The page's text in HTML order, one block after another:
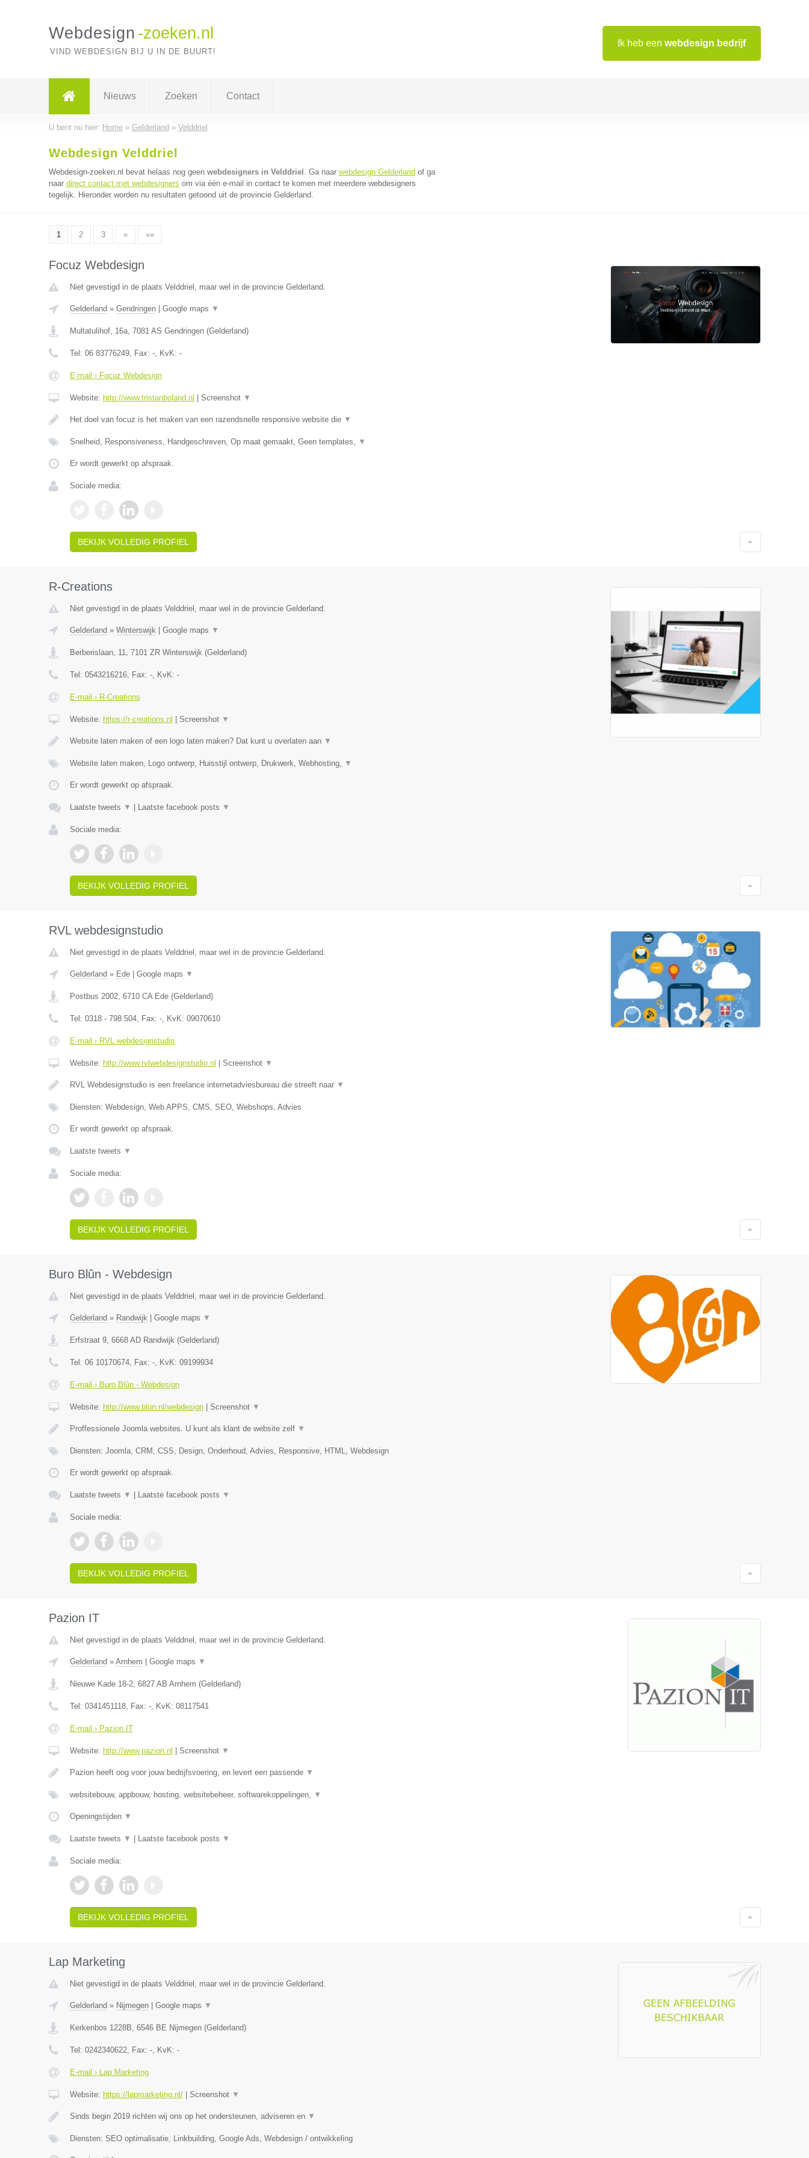
Ik heb een webdesign bedrijf
Webdesign -zoeken.nl
VIND WEBDESIGN BIJ U IN DE BUURT!
Nieuws Zoeken Contact
U bent nu hier: Home» Gelderland » Velddriel
Webdesign Velddriel
Webdesign-zoeken.nl bevat helaas nog geen webdesigners in Velddriel . Ga naar webdesign Gelderland of ga
naar direct contact met webdesigners om via één e-mail in contact te komen met meerdere webdesigners
tegelijk. Hieronder worden nu resultaten getoond uit de provincie Gelderland.
1 2 3 » »»
Focuz Webdesign
Niet gevestigd in de plaats Velddriel, maar wel in de provincie Gelderland.
Gelderland » Gendringen| Google maps ▼
Multatulihof, 16a, 7081 AS Gendringen(Gelderland)
Tel: 06 83776249, Fax: -, KvK: -
E-mail › Focuz Webdesign
Website: http://www.tristanboland.nl Screenshot ▼
Het doel van focuz is het maken van een razendsnelle responsive website die ▼
Snelheid, Responsiveness, Handgeschreven, Op maat gemaakt, Geen templates, ▼
Er wordt gewerkt op afspraak.
Sociale media:
BEKIJK VOLLEDIG PROFIEL
R-Creations
Niet gevestigd in de plaats Velddriel, maar wel in de provincie Gelderland.
Gelderland » Winterswijk| Google maps ▼
Berberislaan, 11, 7101 ZR Winterswijk(Gelderland)
Tel: 0543216216, Fax: -, KvK: -
E-mail › R-Creations
Website: https://r-creations.nl Screenshot ▼
Website laten maken of een logo laten maken? Dat kunt u overlaten aan ▼
Website laten maken, Logo ontwerp, Huisstijl ontwerp, Drukwerk, Webhosting, ▼
Er wordt gewerkt op afspraak.
Laatste tweets ▼ Laatste facebook posts ▼
Sociale media:
BEKIJK VOLLEDIG PROFIEL
RVL webdesignstudio
Niet gevestigd in de plaats Velddriel, maar wel in de provincie Gelderland.
Gelderland » Ede| Google maps ▼
Postbus 2002, 6710 CA Ede(Gelderland)
Tel: 0318 - 798 504, Fax: -, KvK: 09070610
E-mail › RVL webdesignstudio
Website: http://www.rvlwebdesignstudio.nl Screenshot ▼
RVL Webdesignstudio is een freelance internetadviesbureau die streeft naar ▼
Diensten: Webdesign, Web APPS, CMS, SEO, Webshops, Advies
Er wordt gewerkt op afspraak.
Laatste tweets ▼
Sociale media:
BEKIJK VOLLEDIG PROFIEL
Buro Blûn - Webdesign
Niet gevestigd in de plaats Velddriel, maar wel in de provincie Gelderland.
Gelderland » Randwijk| Google maps ▼
Erfstraat 9, 6668 AD Randwijk(Gelderland)
Tel: 06 10170674, Fax: -, KvK: 09199934
E-mail › Buro Blûn - Webdesign
Website: http://www.blun.nl/webdesign| Screenshot ▼
Proffessionele Joomla websites. U kunt als klant de website zelf ▼
Diensten: Joomla, CRM, CSS, Design, Onderhoud, Advies, Responsive, HTML, Webdesign
Er wordt gewerkt op afspraak.
Laatste tweets ▼ Laatste facebook posts ▼
Sociale media:
BEKIJK VOLLEDIG PROFIEL
Pazion IT
Niet gevestigd in de plaats Velddriel, maar wel in de provincie Gelderland.
Gelderland » Arnhem Google maps ▼
Nieuwe Kade 18-2, 6827 AB Arnhem (Gelderland)
Tel: 0341451118, Fax: -, KvK: 08117541
E-mail › Pazion IT
Website: http://www.pazion.nl Screenshot ▼
Pazion heeft oog voor jouw bedrijfsvoering, en levert een passende ▼
websitebouw, appbouw, hosting, websitebeheer, softwarekoppelingen, ▼
Openingstijden ▼
Laatste tweets ▼ Laatste facebook posts ▼
Sociale media:
BEKIJK VOLLEDIG PROFIEL
Lap Marketing
Niet gevestigd in de plaats Velddriel, maar wel in de provincie Gelderland.
Gelderland » Nijmegen| Google maps ▼
Kerkenbos 1228B, 6546 BE Nijmegen(Gelderland)
Tel: 0242340622, Fax: -, KvK: -
E-mail › Lap Marketing
Website: https://lapmarketing.nl/| Screenshot ▼
Sinds begin 2019 richten wij ons op het ondersteunen, adviseren en ▼
Diensten: SEO optimalisatie, Linkbuilding, Google Ads, Webdesign / ontwikkeling